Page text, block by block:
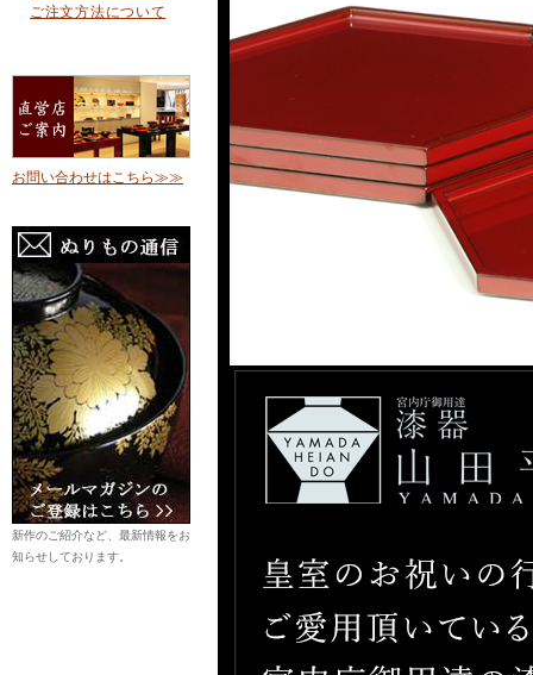
ご注文方法について
お問い合わせはこちら≫≫
新作のご紹介など、最新情報をお
知らせしております。